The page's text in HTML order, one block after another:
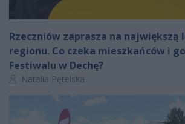
Rzeczniów zaprasza na
regionu. Co czeka mieszkańców i
Festiwalu w Dechę?
Autor artykułu:
Natalia Pętelska